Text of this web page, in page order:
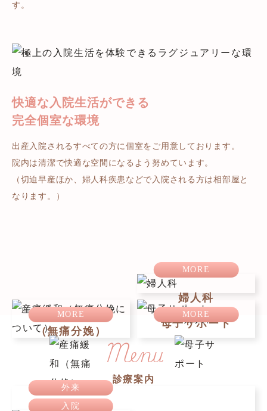
す。
快適な入院生活ができる
完全個室な環境
出産入院されるすべての方に個室をご用意しております。
院内は清潔で快適な空間になるよう努めています。
（切迫早産ほか、婦人科疾患などで入院される方は相部屋と
なります。）
Menu
診療案内
外来
入院
婦人科
MORE
産痛緩和
（無痛分娩）
MORE
母子サポート
MORE